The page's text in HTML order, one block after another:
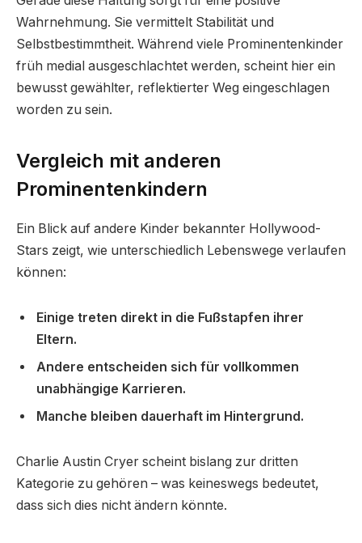
Wahrnehmung. Sie vermittelt Stabilität und
Selbstbestimmtheit. Während viele Prominentenkinder
früh medial ausgeschlachtet werden, scheint hier ein
bewusst gewählter, reflektierter Weg eingeschlagen
worden zu sein.
Vergleich mit anderen
Prominentenkindern
Ein Blick auf andere Kinder bekannter Hollywood-
Stars zeigt, wie unterschiedlich Lebenswege verlaufen
können:
Einige treten direkt in die Fußstapfen ihrer
Eltern.
Andere entscheiden sich für vollkommen
unabhängige Karrieren.
Manche bleiben dauerhaft im Hintergrund.
Charlie Austin Cryer scheint bislang zur dritten
Kategorie zu gehören – was keineswegs bedeutet,
dass sich dies nicht ändern könnte.